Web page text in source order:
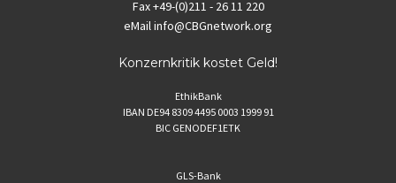
Fax+49-(0)211 - 26 11 220
eMailinfo@CBGnetwork.org
Konzernkritik kostet Geld!
EthikBank
IBAN DE94 8309 4495 0003 1999 91
BIC GENODEF1ETK
GLS-Bank